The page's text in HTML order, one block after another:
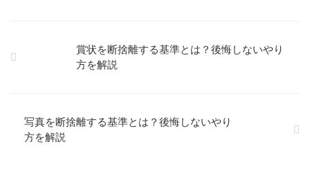
賞状を断捨離する基準とは？後悔しないやり
方を解説
写真を断捨離する基準とは？後悔しないやり
方を解説